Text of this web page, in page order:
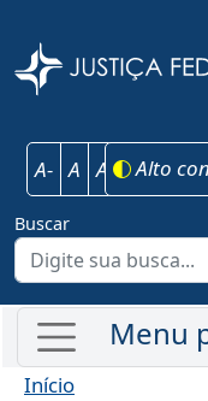
A- A A+ Alto
Buscar
Início